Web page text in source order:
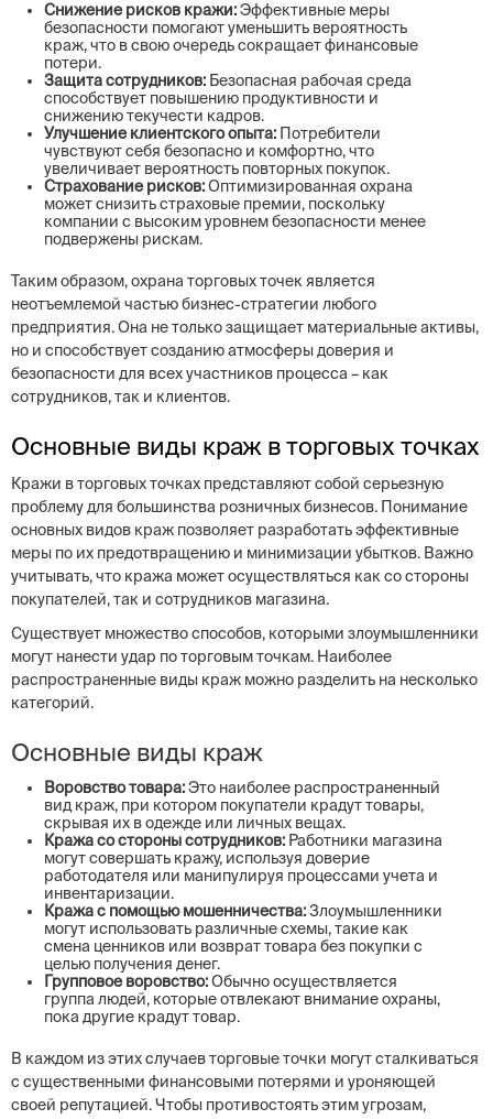
Снижение рисков кражи:Эффективные меры
безопасности помогают уменьшить вероятность
краж, что в свою очередь сокращает финансовые
потери.
Защита сотрудников: Безопасная рабочая среда
способствует повышению продуктивности и
снижению текучести кадров.
Улучшение клиентского опыта: Потребители
чувствуют себя безопасно и комфортно, что
увеличивает вероятность повторных покупок.
Страхование рисков:Оптимизированная охрана
может снизить страховые премии, поскольку
компании с высоким уровнем безопасности менее
подвержены рискам.
Таким образом, охрана торговых точек является
неотъемлемой частью бизнес-стратегии любого
предприятия. Она не только защищает материальные активы,
но и способствует созданию атмосферы доверия и
безопасности для всех участников процесса – как
сотрудников, так и клиентов.
Основные виды краж в торговых точках
Кражи в торговых точках представляют собой серьезную
проблему для большинства розничных бизнесов. Понимание
основных видов краж позволяет разработать эффективные
меры по их предотвращению и минимизации убытков. Важно
учитывать, что кража может осуществляться как со стороны
покупателей, так и сотрудников магазина.
Существует множество способов, которыми злоумышленники
могут нанести удар по торговым точкам. Наиболее
распространенные виды краж можно разделить на несколько
категорий.
Основные виды краж
Воровство товара:Это наиболее распространенный
вид краж, при котором покупатели крадут товары,
скрывая их в одежде или личных вещах.
Кража со стороны сотрудников: Работники магазина
могут совершать кражу, используя доверие
работодателя или манипулируя процессами учета и
инвентаризации.
Кража с помощью мошенничества:Злоумышленники
могут использовать различные схемы, такие как
смена ценников или возврат товара без покупки с
целью получения денег.
Групповое воровство:Обычно осуществляется
группа людей, которые отвлекают внимание охраны,
пока другие крадут товар.
В каждом из этих случаев торговые точки могут сталкиваться
с существенными финансовыми потерями и уроняющей
своей репутацией. Чтобы противостоять этим угрозам,